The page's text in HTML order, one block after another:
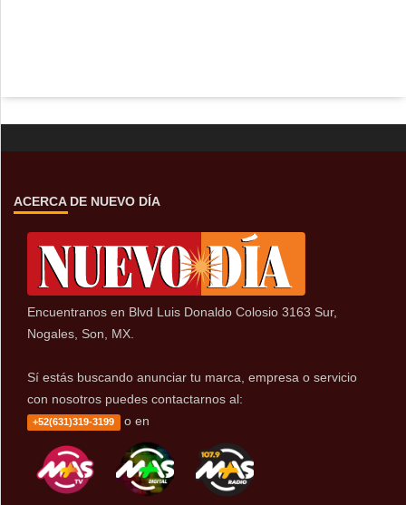
ACERCA DE NUEVO DÍA
Encuentranos en Blvd Luis Donaldo Colosio 3163 Sur,
Nogales, Son, MX.
Sí estás buscando anunciar tu marca, empresa o servicio
con nosotros puedes contactarnos al:
+52(631)319-3199 o en